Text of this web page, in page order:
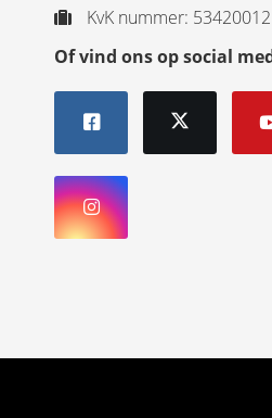
KvK nummer: 53420012
Of vind ons op social